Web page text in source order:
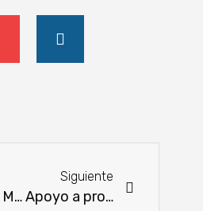
Ferias del MAG con productos frescos, tradiciones y más
Siguiente
Apoyo a proceso de gestión e implementación de Planes de Ordenamiento Urbano y Territorial en el Chaco